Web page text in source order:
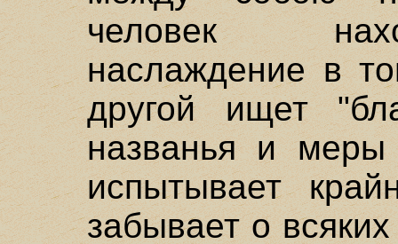
человек
наслаждение в
другой ищет
названья и меры
испытывает
забывает о